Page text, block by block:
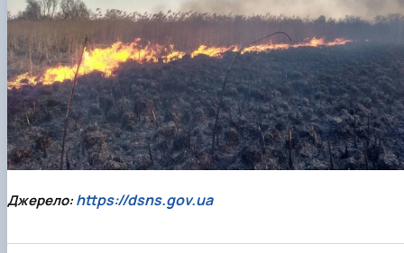
Джерело:https://dsns.gov.ua